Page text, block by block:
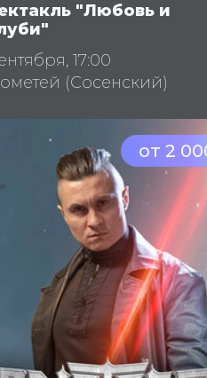
"Любовь и
17:00
(Сосенский)
от 2